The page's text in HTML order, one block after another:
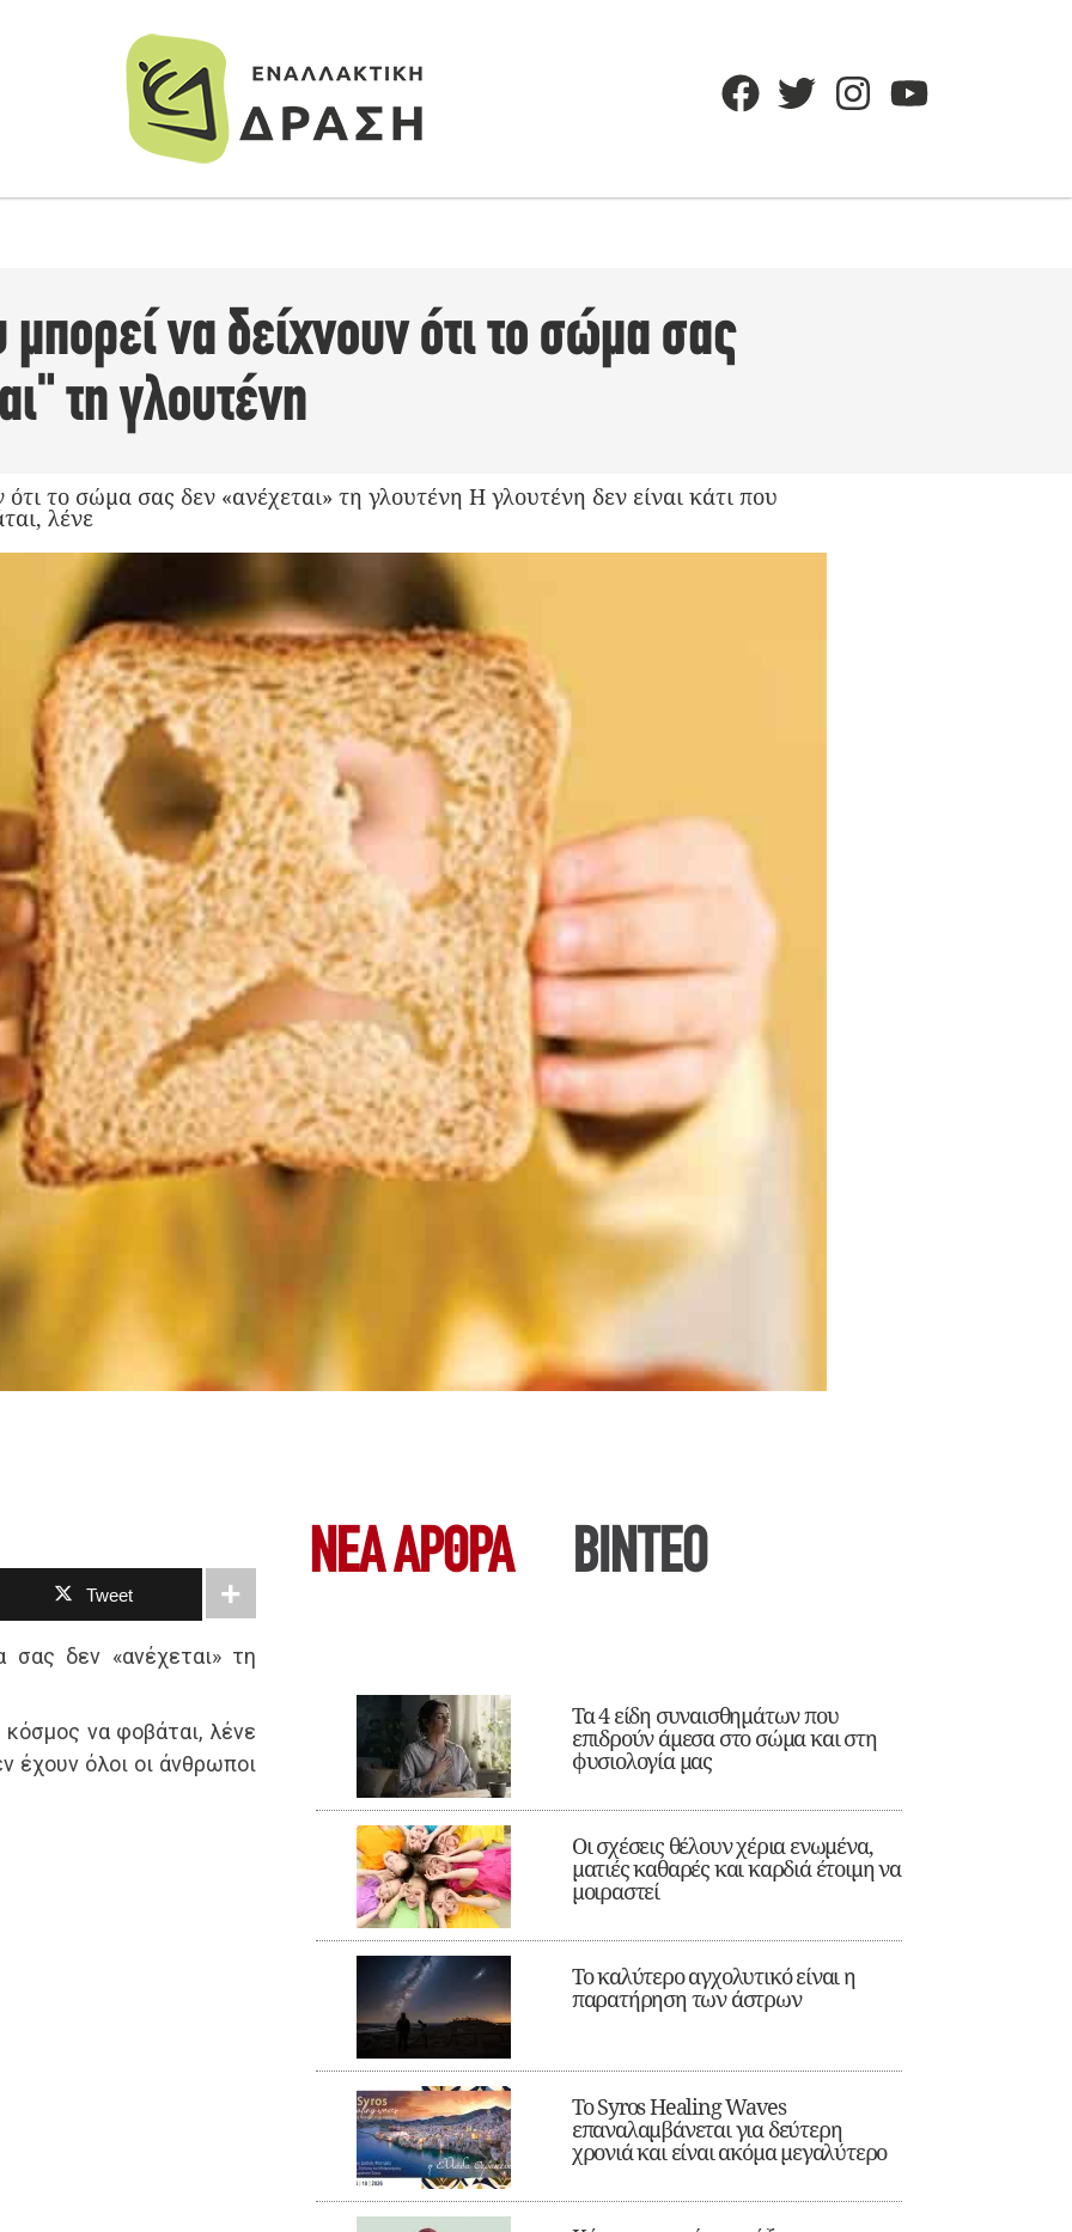
να δείχνουν ότι το σώμα σας
τη γλουτένη
το σώμα σας δεν «ανέχεται» τη γλουτένη Η γλουτένη δεν είναι κάτι που
λένε
Tweet
δεν «ανέχεται» τη
να φοβάται, λένε
έχουν όλοι οι άνθρωποι
ΝΕΑ ΆΡΘΡΑ ΒΙΝΤΕΟ
Τα 4 είδη συναισθημάτων που
επιδρούν άμεσα στο σώμα και στη
φυσιολογία μας
Οι σχέσεις θέλουν χέρια ενωμένα,
ματιές καθαρές και καρδιά έτοιμη να
μοιραστεί
Το καλύτερο αγχολυτικό είναι η
παρατήρηση των άστρων
Το Syros Healing Waves
επαναλαμβάνεται για δεύτερη
χρονιά και είναι ακόμα μεγαλύτερο